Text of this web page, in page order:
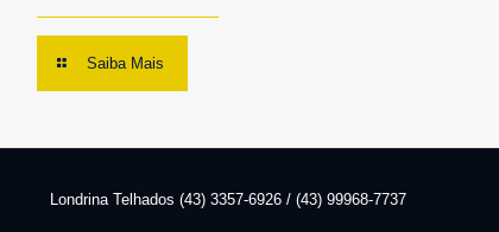
Saiba Mais
Londrina Telhados (43) 3357-6926 / (43) 99968-7737